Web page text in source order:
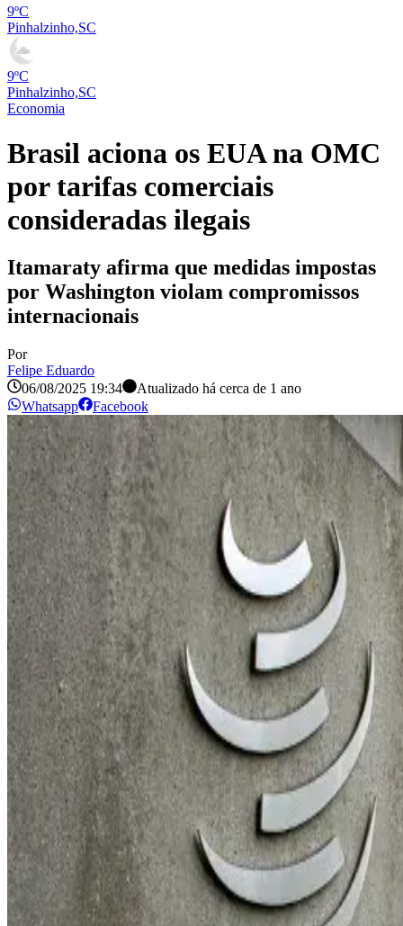
9ºC
Pinhalzinho,SC
9ºC
Pinhalzinho,SC
Economia
Brasil aciona os EUA na OMC
por tarifas comerciais
consideradas ilegais
Itamaraty afirma que medidas impostas
por Washington violam compromissos
internacionais
Por
Felipe Eduardo
06/08/2025 19:34
Atualizado há cerca de 1 ano
Whatsapp
Facebook